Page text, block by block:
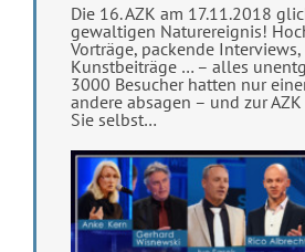
Die 16. AZK am 17.11.2018
gewaltigen Naturereignis!
Vorträge, packende
Kunstbeiträge … – alles
3000 Besucher hatten nur
andere absagen – und zur AZK
Sie selbst…